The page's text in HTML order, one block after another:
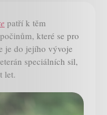
patří k těm
které se pro
je do jejího vývoje
speciálních sil,
let.